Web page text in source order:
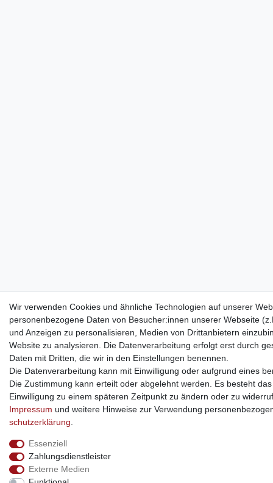
Wir verwenden Cookies und ähnliche Technologien auf unserer
personenbezogene Daten von Besucher:innen unserer Webseite
und Anzeigen zu personalisieren, Medien von Drittanbietern
Website zu analysieren. Die Datenverarbeitung erfolgt erst durch
Daten mit Dritten, die wir in den Einstellungen benennen.
Die Datenverarbeitung kann mit Einwilligung oder aufgrund eines
Die Zustimmung kann erteilt oder abgelehnt werden. Es besteht
Einwilligung zu einem späteren Zeitpunkt zu ändern oder zu
Impressum und weitere Hinweise zur Verwendung
schutz­erklärung
Essenziell
Zahlungsdienstleister
Externe Medien